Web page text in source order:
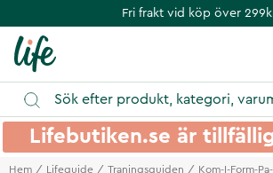
Fri frakt vid köp över
Lifebutiken.se är
Hem Lifeguide Traningsguiden
Kom-I-Form-